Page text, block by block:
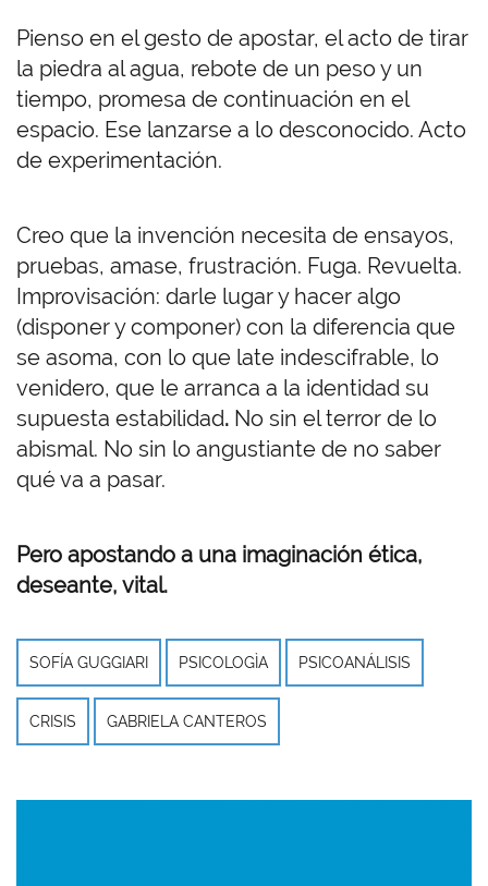
Pienso en el gesto de apostar, el acto de tirar
la piedra al agua, rebote de un peso y un
tiempo, promesa de continuación en el
espacio. Ese lanzarse a lo desconocido. Acto
de experimentación.
Creo que la invención necesita de ensayos,
pruebas, amase, frustración. Fuga. Revuelta.
Improvisación: darle lugar y hacer algo
(disponer y componer) con la diferencia que
se asoma, con lo que late indescifrable, lo
venidero, que le arranca a la identidad su
supuesta estabilidad. No sin el terror de lo
abismal. No sin lo angustiante de no saber
qué va a pasar.
Pero apostando a una imaginación ética,
deseante, vital.
SOFÍA GUGGIARI PSICOLOGÌA PSICOANÁLISIS
CRISIS GABRIELA CANTEROS